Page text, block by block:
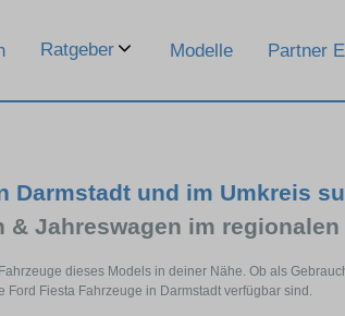
Ratgeber Modelle Partner
Darmstadt und im Umkreis
& Jahreswagen im
dieses Models in deiner Nähe. Ob als
Ford Fiesta Fahrzeuge in Darmstadt verfügbar sind.